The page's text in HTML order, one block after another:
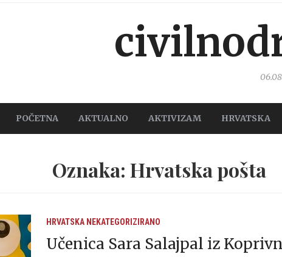
POČETNA AKTUALNO AKTIVIZAM HRVATSKA
Oznaka: Hrvatska pošta
HRVATSKA NEKATEGORIZIRANO
Učenica Sara Salajpal iz